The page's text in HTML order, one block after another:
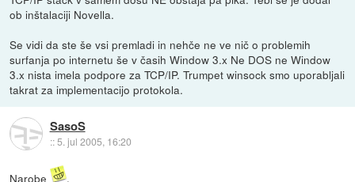
ob inštalaciji Novella.
Se vidi da ste še vsi premladi in nehče ne ve nič o problemih
surfanja po internetu še v časih Window 3.x Ne DOS ne Window
3.x nista imela podpore za TCP/IP. Trumpet winsock smo uporabljali
takrat za implementacijo protokola.
SasoS
::5. jul 2005, 16:20
Narobe
.